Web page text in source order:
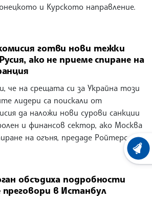
и Курското направление.
готви нови тежки
ако не приеме спиране на
че на срещата си за Украйна този
лидери са поискали от
да наложи нови сурови санкции
и финансов сектор, ако Москва
на огъня, предаде Ройтерс.
обсъдиха подробности
в Истанбул